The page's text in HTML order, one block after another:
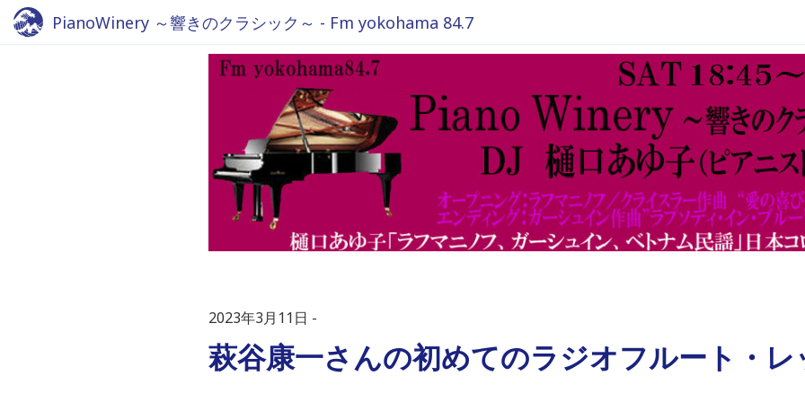
PianoWinery ～響きのクラシック～ - Fm yokohama 84.7
2023年3月11日
萩谷康一さんの初めてのラジオフルート・レ